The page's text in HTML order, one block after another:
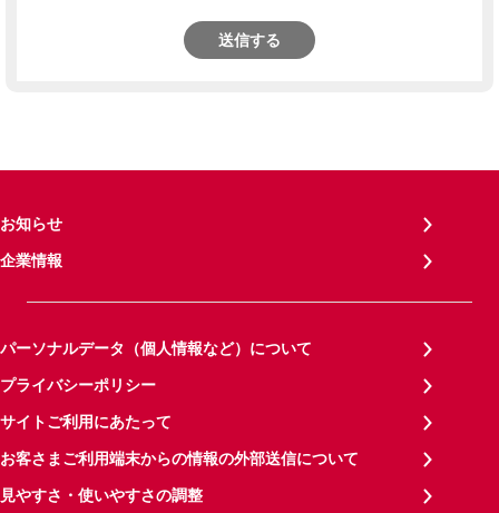
送信する
お知らせ
企業情報
パーソナルデータ（個人情報など）について
プライバシーポリシー
サイトご利用にあたって
お客さまご利用端末からの情報の外部送信について
見やすさ・使いやすさの調整